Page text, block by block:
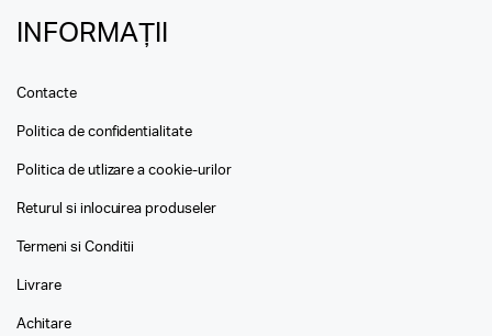
INFORMAȚII
Contacte
Politica de confidentialitate
Politica de utlizare a cookie-urilor
Returul si inlocuirea produseler
Termeni si Conditii
Livrare
Achitare